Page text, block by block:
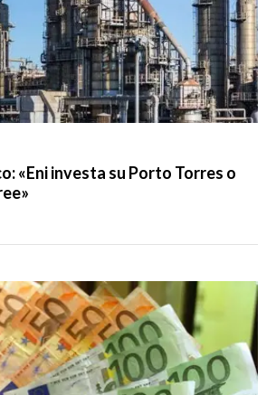
«Eni investa su Porto Torres o